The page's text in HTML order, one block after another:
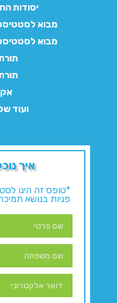
יסודות
מבוא
מבוא
ועוד
איך
*טופס זה הינו
פניות בנושא